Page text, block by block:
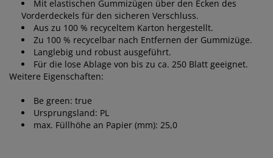
Mit elastischen Gummizügen über den Ecken des
Vorderdeckels für den sicheren Verschluss.
Aus zu 100 % recyceltem Karton hergestellt.
Zu 100 % recycelbar nach Entfernen der Gummizüge.
Langlebig und robust ausgeführt.
Für die lose Ablage von bis zu ca. 250 Blatt geeignet.
Weitere Eigenschaften:
Be green: true
Ursprungsland: PL
max. Füllhöhe an Papier (mm): 25,0